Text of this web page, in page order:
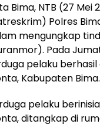
Bima, NTB (27 Mei
Polres
mengungkap
Pada
pelaku berhasil
Kabupaten Bima.
pelaku
ditangkap di